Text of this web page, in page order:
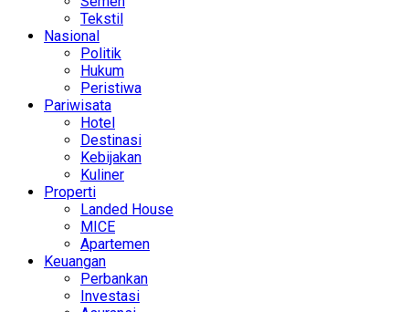
Tekstil
Nasional
Politik
Hukum
Peristiwa
Pariwisata
Hotel
Destinasi
Kebijakan
Kuliner
Properti
Landed House
MICE
Apartemen
Keuangan
Perbankan
Investasi